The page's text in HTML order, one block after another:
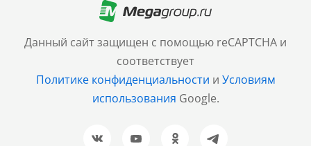
Данный сайт защищен с помощью reCAPTCHA и
соответствует
Политике конфиденциальности и Условиям
использования Google.
+7 (499) 705-30-10
Санкт-Петербург
+7 (812) 600-77-33
Барнаул
+7 (961) 999-93-93
Новосибирск